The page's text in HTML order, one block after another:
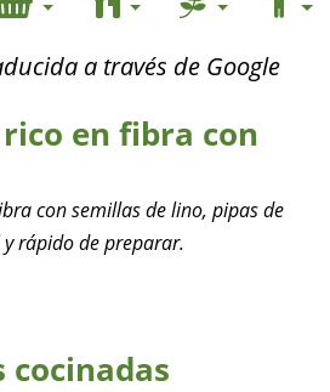
a través de Google
en fibra con
con semillas de lino, pipas de
rápido de preparar.
cocinadas